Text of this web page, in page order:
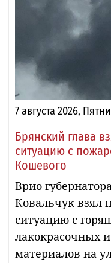
7 августа 2026,
Брянский глава
ситуацию с
Кошевого
Врио
Ковальчук взял
ситуацию с
лакокрасочных
материалов на